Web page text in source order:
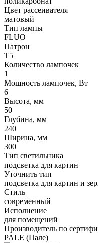
Цвет рассеивателя
матовый
Тип лампы
FLUO
Патрон
T5
Количество лампочек
1
Мощность лампочек, Вт
6
Высота, мм
50
Глубина, мм
240
Ширина, мм
300
Тип светильника
подсветка для картин
Уточнить тип
подсветка для картин и
Стиль
современный
Исполнение
для помещений
Производитель по
PALE (Пале)